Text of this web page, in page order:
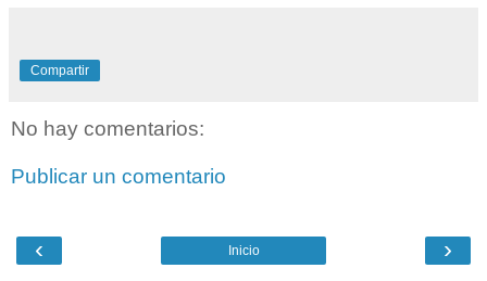
Compartir
No hay comentarios:
Publicar un comentario
‹ ›
Inicio